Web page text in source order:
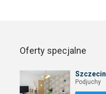
Oferty specjalne
Szczecin
Podjuchy